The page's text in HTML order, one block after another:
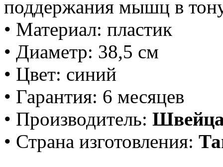
поддержания мышц в
• Материал: пластик
• Диаметр: 38,5 см
• Цвет: синий
• Гарантия: 6 месяцев
• Производитель:
• Страна изготовления: